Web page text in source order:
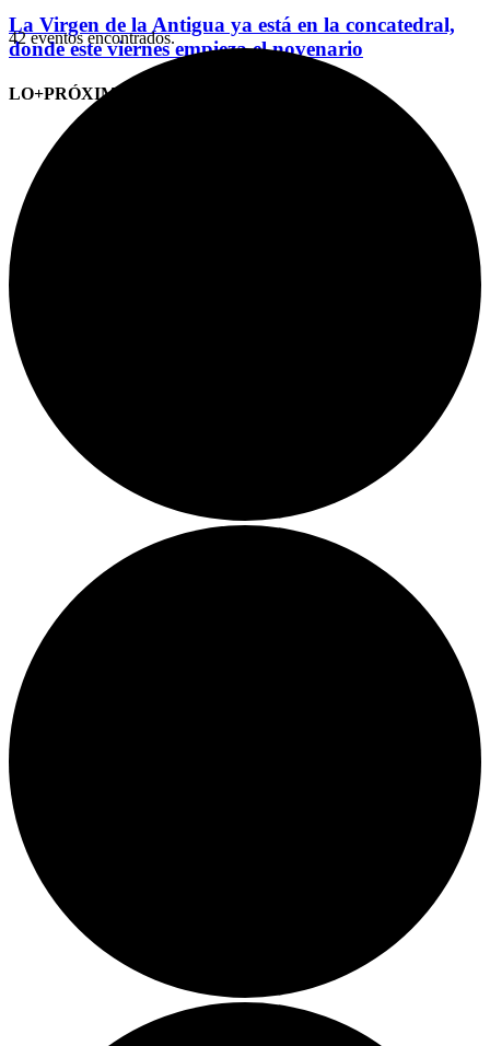
La Virgen de la Antigua ya está en la concatedral,
donde este viernes empieza el novenario
LO+PRÓXIMO (CITAS)
42 eventos encontrados.